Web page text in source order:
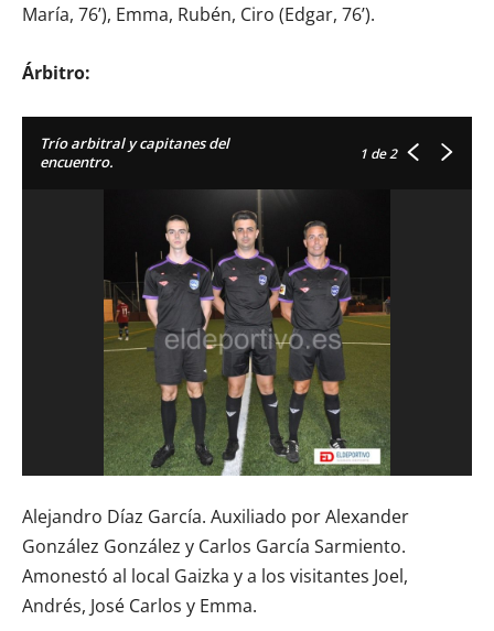
María, 76’), Emma, Rubén, Ciro (Edgar, 76’).
Árbitro:
Trío arbitral y capitanes del
encuentro.
1 de 2
Alejandro Díaz García. Auxiliado por Alexander
González González y Carlos García Sarmiento.
Amonestó al local Gaizka y a los visitantes Joel,
Andrés, José Carlos y Emma.